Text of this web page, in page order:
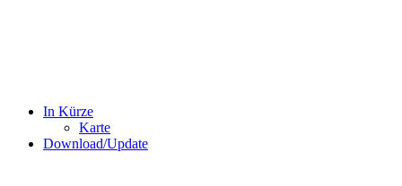
In Kürze
Karte
Download/Update